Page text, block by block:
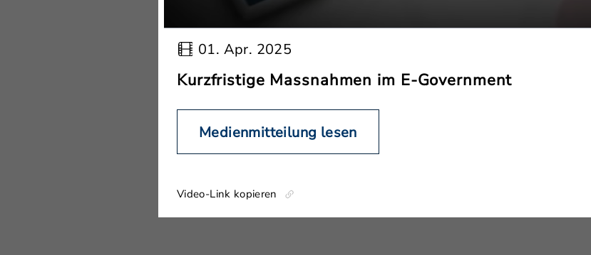
01. Apr. 2025
Kurzfristige Massnahmen im E-Government
Medienmitteilung lesen
Video-Link kopieren